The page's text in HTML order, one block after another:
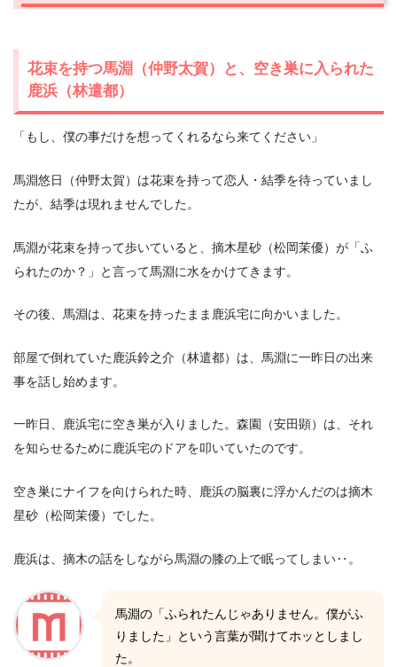
花束を持つ馬淵（仲野太賀）と、空き巣に入られた
鹿浜（林遣都）
「もし、僕の事だけを想ってくれるなら来てください」
馬淵悠日（仲野太賀）は花束を持って恋人・結季を待っていまし
たが、結季は現れませんでした。
馬淵が花束を持って歩いていると、摘木星砂（松岡茉優）が「ふ
られたのか？」と言って馬淵に水をかけてきます。
その後、馬淵は、花束を持ったまま鹿浜宅に向かいました。
部屋で倒れていた鹿浜鈴之介（林遣都）は、馬淵に一昨日の出来
事を話し始めます。
一昨日、鹿浜宅に空き巣が入りました。森園（安田顕）は、それ
を知らせるために鹿浜宅のドアを叩いていたのです。
空き巣にナイフを向けられた時、鹿浜の脳裏に浮かんだのは摘木
星砂（松岡茉優）でした。
鹿浜は、摘木の話をしながら馬淵の膝の上で眠ってしまい‥。
馬淵の「ふられたんじゃありません。僕がふ
りました」という言葉が聞けてホッとしまし
た。